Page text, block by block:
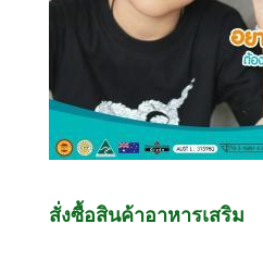
สั่งซื้อสินค้าอาหารเสริม